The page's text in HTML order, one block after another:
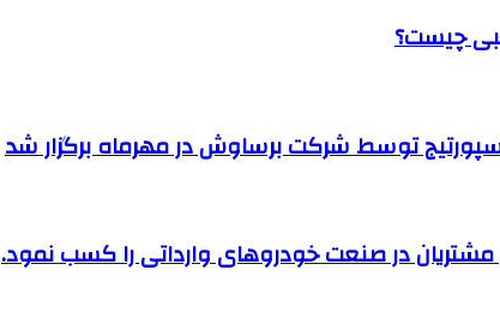
چیست؟
توسط شرکت برساوش در مهرماه برگزار شد
در صنعت خودروهای وارداتی را کسب نمود.